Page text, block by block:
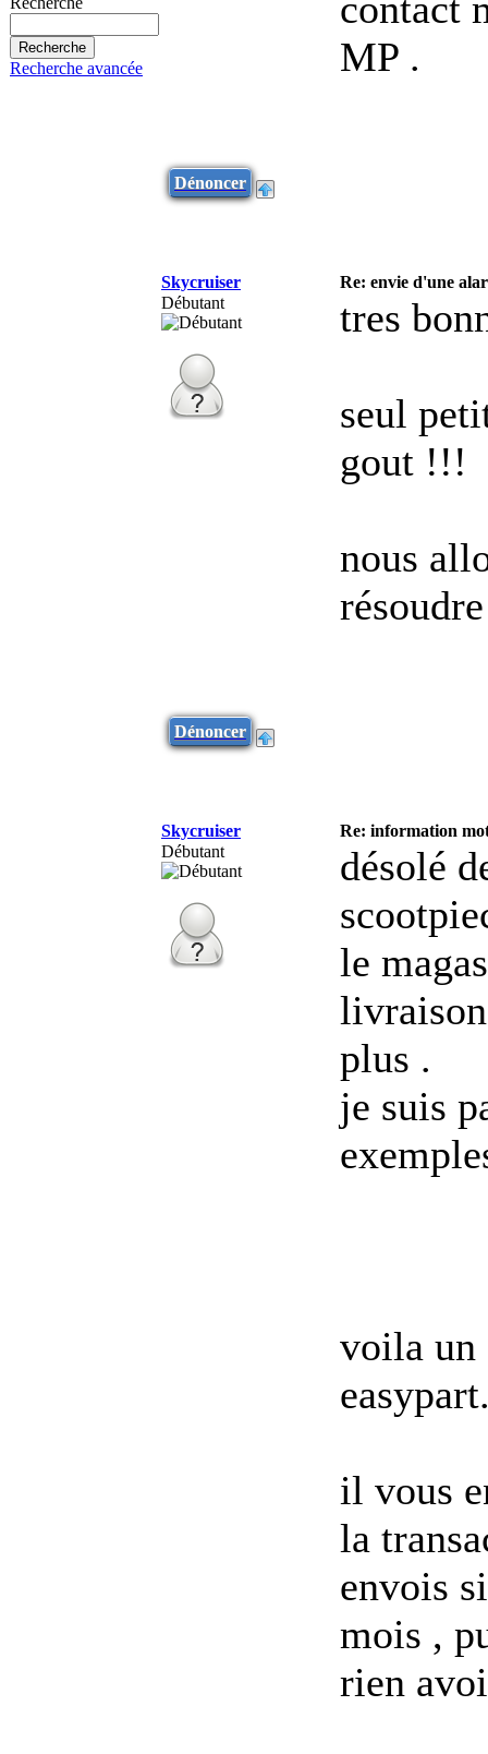
Recherche avancée
MP .
Dénoncer
Skycruiser
Re: envie d'une
Débutant
tres
seul
gout !!!
nous
Dénoncer
Skycruiser
Re: information
Débutant
désolé
le
plus .
je suis
voila un
il vous
la
envois
mois ,
rien